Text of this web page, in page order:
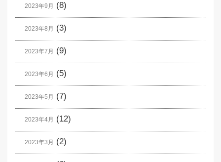
2023年9月 (8)
2023年8月 (3)
2023年7月 (9)
2023年6月 (5)
2023年5月 (7)
2023年4月 (12)
2023年3月 (2)